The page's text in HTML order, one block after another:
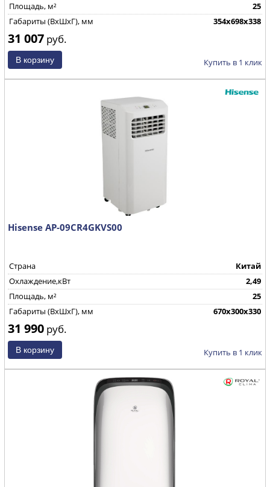
Площадь, м²
25
Габариты (ВхШхГ), мм
354x698x338
31 007 руб.
Купить в 1 клик
Hisense AP-09CR4GKVS00
Страна
Китай
Охлаждение,кВт
2,49
Площадь, м²
25
Габариты (ВхШхГ), мм
670х300х330
31 990 руб.
Купить в 1 клик